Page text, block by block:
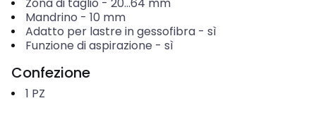
Mandrino - 10 mm
Adatto per lastre in gessofibra- sì
Funzione di aspirazione - sì
Confezione
1 PZ